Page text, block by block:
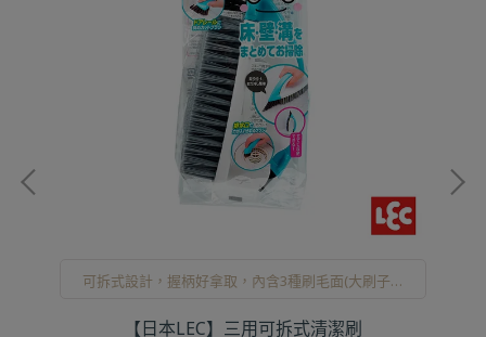
可拆式設計，握柄好拿取，內含3種刷毛面(大刷子、
【日本LEC】三用可拆式清潔刷